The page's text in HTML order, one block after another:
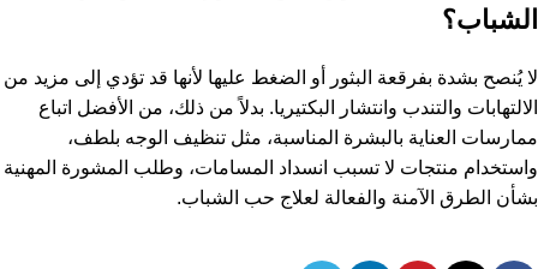
الشباب؟
لا يُنصح بشدة بفرقعة البثور أو الضغط عليها لأنها قد تؤدي إلى مزيد من
الالتهابات والتندب وانتشار البكتيريا. بدلاً من ذلك، من الأفضل اتباع
ممارسات العناية بالبشرة المناسبة، مثل تنظيف الوجه بلطف،
واستخدام منتجات لا تسبب انسداد المسامات، وطلب المشورة المهنية
بشأن الطرق الآمنة والفعالة لعلاج حب الشباب.